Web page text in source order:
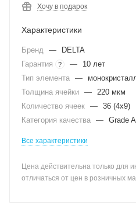
Хочу в подарок
Характеристики
Бренд —
DELTA
Гарантия
? —
10 лет
Тип элемента —
Толщина ячейки — 220 мкм
Количество ячеек — 36 (4х9)
Категория качества — Grade A
Все характеристики
Цена действительна только для
отличаться от цен в розничных